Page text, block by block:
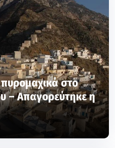
στο
– Απαγορεύτηκε η